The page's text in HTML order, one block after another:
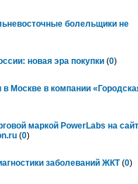
болельщики не
новая эра покупки (0)
Москве в компании
маркой PowerLabs на
(0)
заболеваний ЖКТ (0)